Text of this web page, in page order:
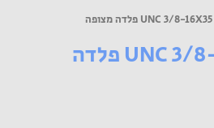
משושה UNC 3/8-16X35 פלדה